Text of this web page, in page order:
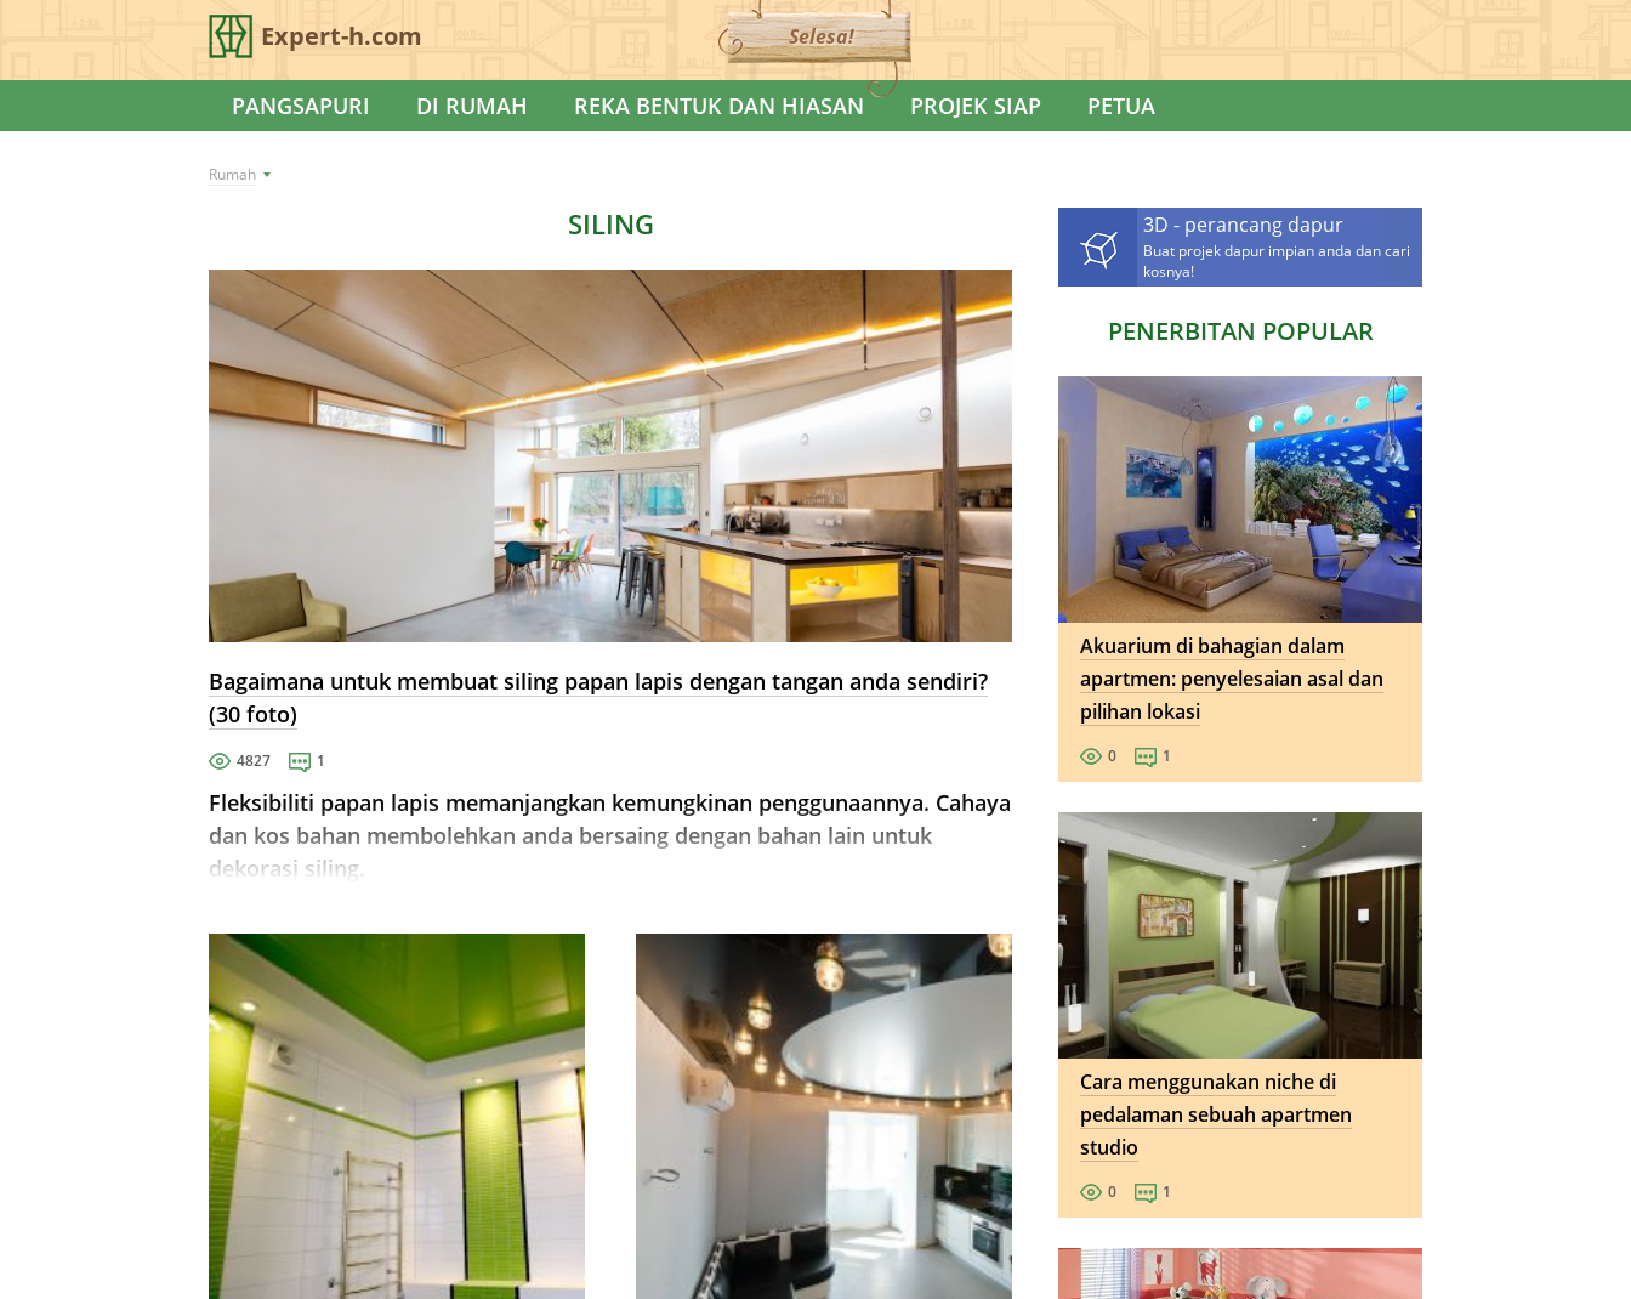
Expert-h.com Selesa!
PANGSAPURI DI RUMAH REKA BENTUK DAN HIASAN PROJEK SIAP PETUA
Rumah
SILING
Bagaimana untuk membuat siling papan lapis dengan tangan anda sendiri?
(30 foto)
4827 1
Fleksibiliti papan lapis memanjangkan kemungkinan penggunaannya. Cahaya
dan kos bahan membolehkan anda bersaing dengan bahan lain untuk
dekorasi siling.
3D - perancang dapur
Buat projek dapur impian anda dan cari
kosnya!
PENERBITAN POPULAR
Akuarium di bahagian dalam
apartmen: penyelesaian asal dan
pilihan lokasi
0 1
Cara menggunakan niche di
pedalaman sebuah apartmen
studio
0 1